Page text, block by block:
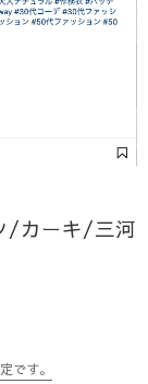
/カーキ/三河
です。